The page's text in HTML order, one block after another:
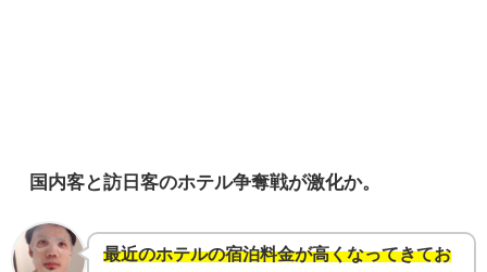
国内客と訪日客のホテル争奪戦が激化か。
最近のホテルの宿泊料金が高くなってきてお